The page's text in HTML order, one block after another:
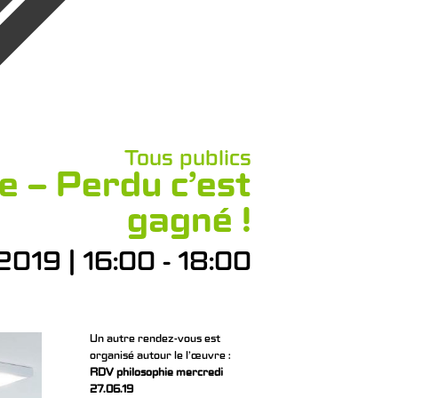
Tous publics
– Perdu c’est
gagné !
| 16:00 - 18:00
Un autre rendez-vous est
organisé autour le l’œuvre :
RDV philosophie mercredi
27.06.19